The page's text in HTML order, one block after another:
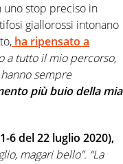
uno stop preciso in
giallorossi intonano
ha ripensato a
a tutto il mio percorso,
sempre
più buio della mia
6 del 22 luglio 2020),
magari bello”. “La